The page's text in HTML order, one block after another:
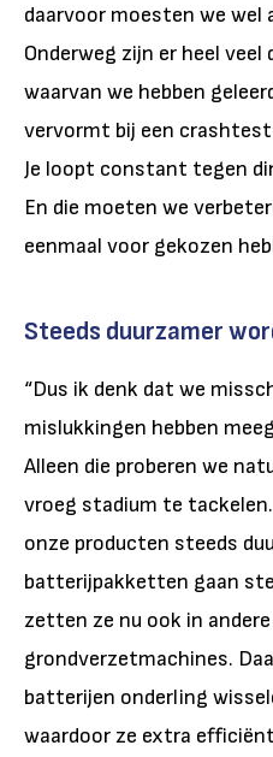
daarvoor moesten we wel
Onderweg zijn er heel veel
waarvan we hebben
vervormt bij een
Je loopt constant tegen
En die moeten we
eenmaal voor gekozen
Steeds duurzamer
“Dus ik denk dat we
mislukkingen hebben
Alleen die proberen we
vroeg stadium te
onze producten steeds
batterijpakketten gaan
zetten ze nu ook in
grondverzetmachines.
batterijen onderling
waardoor ze extra